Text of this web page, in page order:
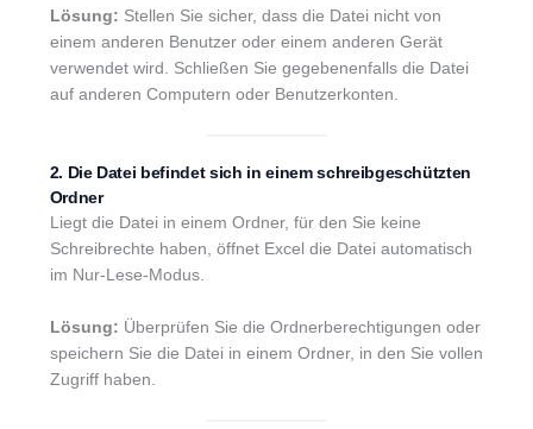
Lösung: Stellen Sie sicher, dass die Datei nicht von
einem anderen Benutzer oder einem anderen Gerät
verwendet wird. Schließen Sie gegebenenfalls die Datei
auf anderen Computern oder Benutzerkonten.
2. Die Datei befindet sich in einem schreibgeschützten
Ordner
Liegt die Datei in einem Ordner, für den Sie keine
Schreibrechte haben, öffnet Excel die Datei automatisch
im Nur-Lese-Modus.
Lösung: Überprüfen Sie die Ordnerberechtigungen oder
speichern Sie die Datei in einem Ordner, in den Sie vollen
Zugriff haben.